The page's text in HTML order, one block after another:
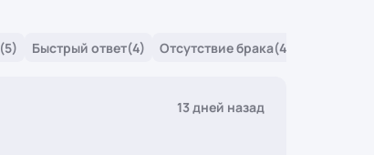
(5) Быстрый ответ(4) Отсутствие брака(4)
13 дней назад